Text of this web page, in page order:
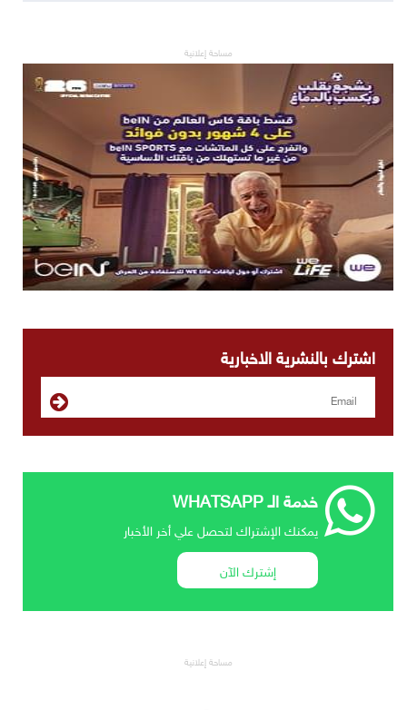
مساحة إعلانية
اشترك بالنشرية الاخبارية
خدمة الـ WHATSAPP
يمكنك الإشتراك لتحصل علي أخر الأخبار
إشترك الآن
مساحة إعلانية